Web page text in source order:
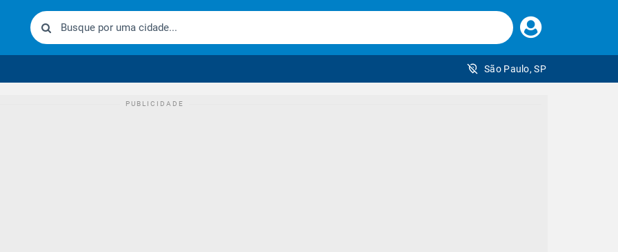
Faça
seu
São Paulo, SP